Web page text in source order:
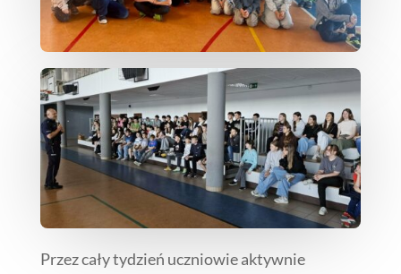
Przez cały tydzień uczniowie aktywnie